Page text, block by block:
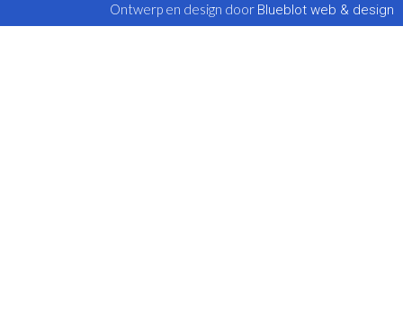
Ontwerp en design door Blueblot web & design